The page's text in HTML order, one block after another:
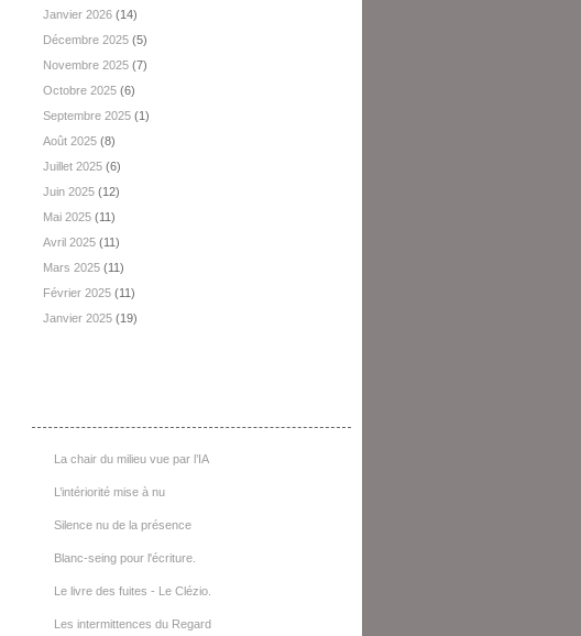
Janvier 2026 (14)
Décembre 2025 (5)
Novembre 2025 (7)
Octobre 2025 (6)
Septembre 2025 (1)
Août 2025 (8)
Juillet 2025 (6)
Juin 2025 (12)
Mai 2025 (11)
Avril 2025 (11)
Mars 2025 (11)
Février 2025 (11)
Janvier 2025 (19)
La chair du milieu vue par l’IA
L’intériorité mise à nu
Silence nu de la présence
Blanc-seing pour l'écriture.
Le livre des fuites - Le Clézio.
Les intermittences du Regard